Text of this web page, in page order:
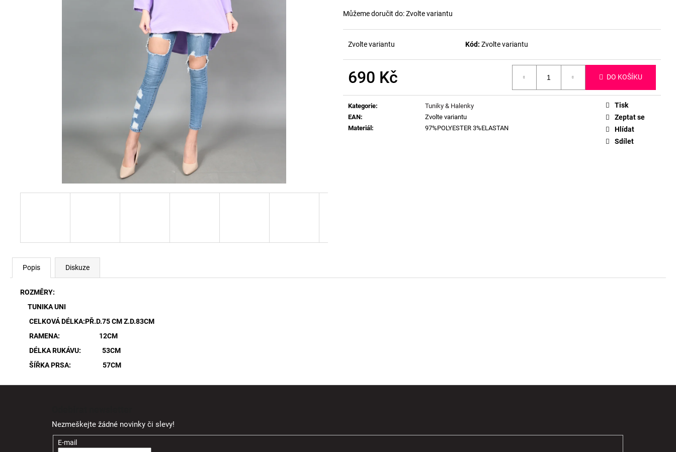
Můžeme doručit do:Zvolte variantu
Zvolte variantu Kód: Zvolte variantu
690 Kč DO KOŠÍKU
Kategorie:
Tuniky & Halenky
EAN:
Zvolte variantu
Materiál: 97%POLYESTER 3%ELASTAN
Tisk
Zeptat se
Hlídat
Sdílet
Popis Diskuze
ROZMĚRY:
TUNIKA UNI
CELKOVÁ DÉLKA:PŘ.D.75 CM Z.D.83CM
RAMENA: 12CM
DÉLKA RUKÁVU: 53CM
ŠÍŘKA PRSA: 57CM
Nezmeškejte žádné novinky či slevy!
E-mail